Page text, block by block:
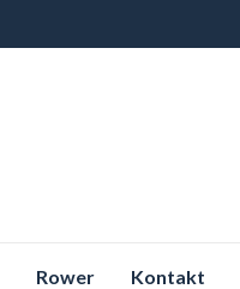
Rower Kontakt